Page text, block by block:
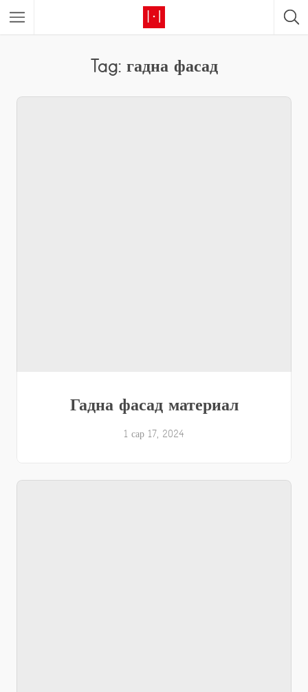
Tag: гадна фасад
Гадна фасад материал
1 сар 17, 2024